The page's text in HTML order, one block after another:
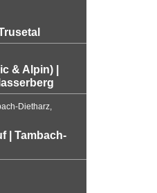
& Alpin) |
Dietharz,
| Tambach-